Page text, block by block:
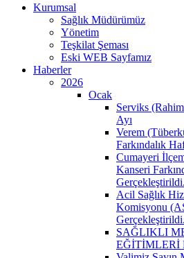
Kurumsal
Sağlık Müdürümüz
Yönetim
Teşkilat Şeması
Eski WEB Sayfamız
Haberler
2026
Ocak
Serviks
Ayı
Verem
Farkındalık
Cumayeri
Kanseri
Gerçekleştirildi. ​
Acil Sağlık
Komisyonu
Gerçekleştirildi. ​
SAĞLIKLI
EĞİTİMLERİ